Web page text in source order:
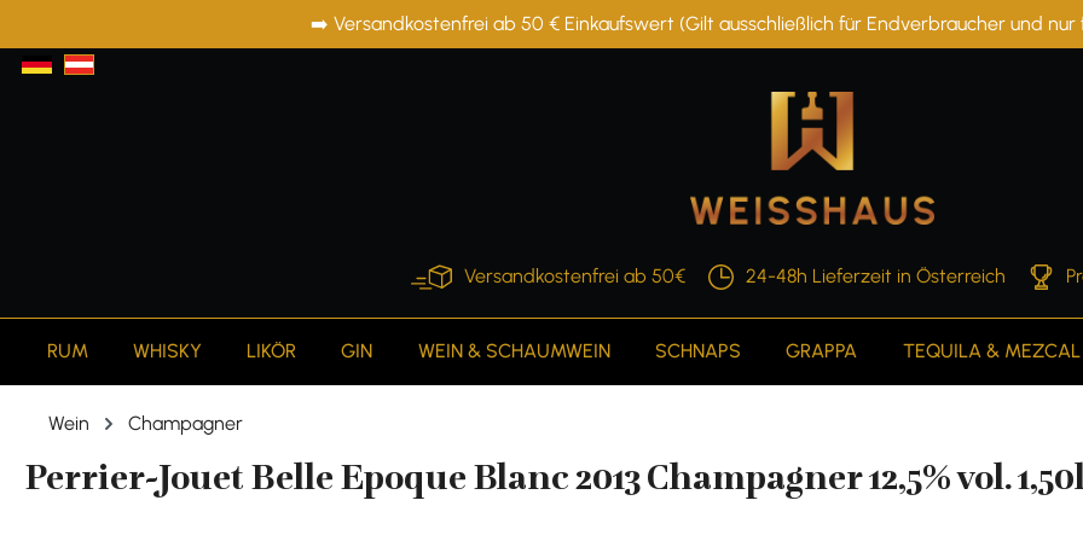
Zur Hauptnavigation springen➡️ Versandkostenfrei ab 50 € Einkaufswert (Gilt ausschließlich für Endverbraucher und
Versandkostenfrei ab 50€ 24-48h Lieferzeit in Österreich
RUM WHISKY LIKÖR GIN WEIN & SCHAUMWEIN SCHNAPS GRAPPA TEQUILA & MEZCAL
Wein Champagner
Perrier-Jouet Belle Epoque Blanc 2013 Champagner 12,5% vol.